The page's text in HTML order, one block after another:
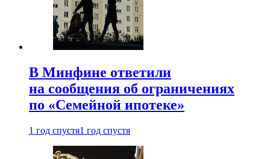
В Минфине ответили
на сообщения об ограничениях
по «Семейной ипотеке»
1 год спустя1 год спустя